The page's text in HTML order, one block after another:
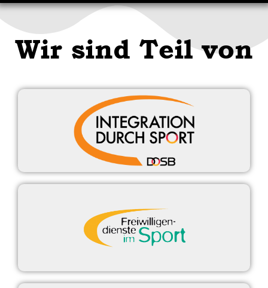
Wir sind Teil von